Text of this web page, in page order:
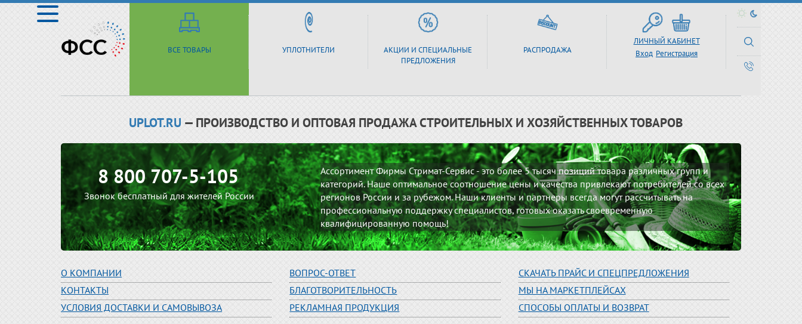
ВСЕ ТОВАРЫ УПЛОТНИТЕЛИ
АКЦИИ И СПЕЦИАЛЬНЫЕ
ПРЕДЛОЖЕНИЯ
РАСПРОДАЖА
ЛИЧНЫЙ КАБИНЕТ
Вход Регистрация
UPLOT.RU — ПРОИЗВОДСТВО И ОПТОВАЯ ПРОДАЖА СТРОИТЕЛЬНЫХ И ХОЗЯЙСТВЕННЫХ ТОВАРОВ
8 800 707-5-105
Звонок бесплатный для жителей России
Ассортимент Фирмы Стримат-Сервис - это более 5 тысяч позиций товара различных групп и
категорий. Наше оптимальное соотношение цены и качества привлекают потребителей со всех
регионов России и за рубежом. Наши клиенты и партнеры всегда могут рассчитывать на
профессиональную поддержку специалистов, готовых оказать своевременную
квалифицированную помощь!
О КОМПАНИИ
КОНТАКТЫ
УСЛОВИЯ ДОСТАВКИ И САМОВЫВОЗА
ВОПРОС-ОТВЕТ
БЛАГОТВОРИТЕЛЬНОСТЬ
РЕКЛАМНАЯ ПРОДУКЦИЯ
СКАЧАТЬ ПРАЙС И СПЕЦПРЕДЛОЖЕНИЯ
МЫ НА МАРКЕТПЛЕЙСАХ
СПОСОБЫ ОПЛАТЫ И ВОЗВРАТ